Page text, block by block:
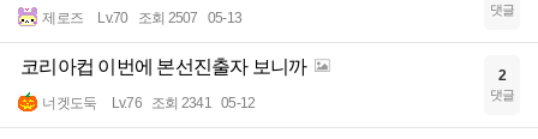
제로즈 Lv.70 조회 2507 05-13 댓글
코리아컵 이번에 본선진출자 보니까
너겟도둑 Lv.76 조회 2341 05-12
2
댓글